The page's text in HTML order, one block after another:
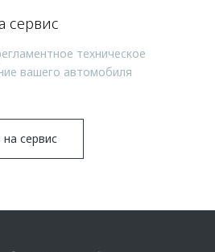
сервис
техническое
вашего автомобиля
на сервис